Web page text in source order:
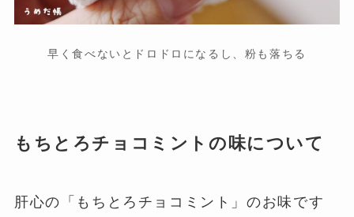
早く食べないとドロドロになるし、粉も落ちる
もちとろチョコミントの味について
肝心の「もちとろチョコミント」のお味です